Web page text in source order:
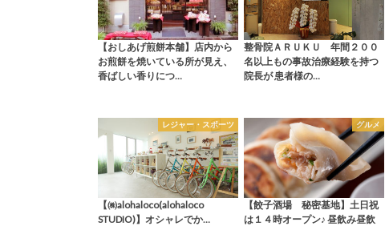
【おしあげ煎餅本舗】店内から
お煎餅を焼いている所が見え、
香ばしい香りにつ…
整骨院ＡＲＵＫＵ 年間２００
名以上もの事故治療経験を持つ
院長が 患者様の…
レジャー・スポーツ
【㈱alohaloco(alohaloco
STUDIO)】オシャレでか…
グルメ
【餃子酒場 秘密基地】土日祝
は１４時オープン♪ 昼飲み昼飲